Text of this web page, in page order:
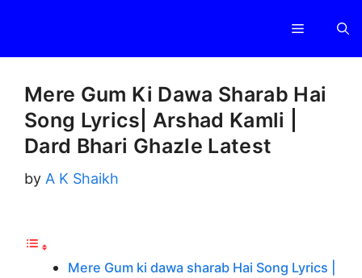
content
Menu
Mere Gum Ki Dawa Sharab Hai
Song Lyrics| Arshad Kamli |
Dard Bhari Ghazle Latest
by A K Shaikh
Mere Gum ki dawa sharab Hai Song Lyrics |